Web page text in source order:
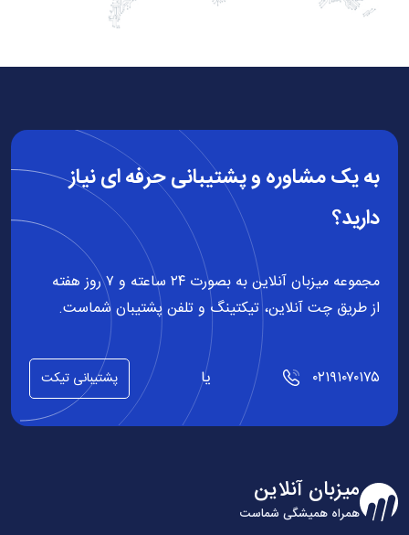
به یک مشاوره و پشتیبانی حرفه ای نیاز
دارید؟
مجموعه میزبان آنلاین به بصورت ۲۴ ساعته و ۷ روز هفته
از طریق چت آنلاین، تیکتینگ و تلفن پشتیبان شماست.
۰۲۱۹۱۰۷۰۱۷۵ پشتیبانی تیکت
میزبان آنلاین
همراه همیشگی شماست